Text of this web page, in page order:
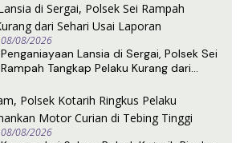
08/08/2026
Penganiayaan Lansia di Sergai, Polsek Sei
Rampah Tangkap Pelaku Kurang dari
08/08/2026